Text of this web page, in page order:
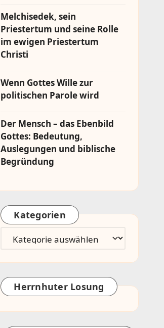
Melchisedek, sein
Priestertum und seine Rolle
im ewigen Priestertum
Christi
Wenn Gottes Wille zur
politischen Parole wird
Der Mensch – das Ebenbild
Gottes: Bedeutung,
Auslegungen und biblische
Begründung
Kategorien
Kategorien
Herrnhuter Losung